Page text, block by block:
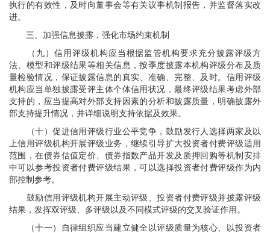
执行的有效性，及时向董事会等有关议事机制报告，并监督落实改
进。
三、加强信息披露，强化市场约束机制
（九）信用评级机构应当根据监管机构要求充分披露评级方
法、模型和评级结果等相关信息，按季度披露本机构评级分布及质
量检验情况，保证披露信息的真实、准确、完整、及时。信用评级
机构应当单独披露受评主体个体信用状况，最终评级结果考虑外部
支持的，应当提高对外部支持因素的分析和披露质量，明确披露外
部支持提升情况，并详细说明支持依据及效果。
（十）促进信用评级行业公平竞争，鼓励发行人选择两家及以
上信用评级机构开展评级业务，继续引导扩大投资者付费评级适用
范围，在债券估值定价、债券指数产品开发及质押回购等机制安排
中可以参考投资者付费评级结果，可以选择投资者付费评级作为内
部控制参考。
鼓励信用评级机构开展主动评级、投资者付费评级并披露评级
结果，发挥双评级、多评级以及不同模式评级的交叉验证作用。
（十一）自律组织应当建立健全以评级质量为核心、以投资者